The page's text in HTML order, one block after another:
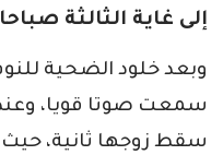
إلى غاية الثالثة
وبعد خلود الضحية
سمعت صوتا قويا،
سقط زوجها ثانية،